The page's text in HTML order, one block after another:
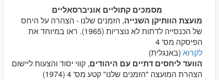
מסמכים קתוליים אוניברסאליים
מועצת הוותיקן השנייה, הזמנים שלנו - הצהרה על היחס
של הכנסייה לדתות לא נוצריות (1965). ראו במיוחד את
הפיסקה מס' 4
לקרוא (באנגלית)
הוועד ליחסים דתיים עם היהודים, קווי יסוד והצעות ליישום
הצהרת המועצה "הזמנים שלנו" קטע מס' 4 (1974)